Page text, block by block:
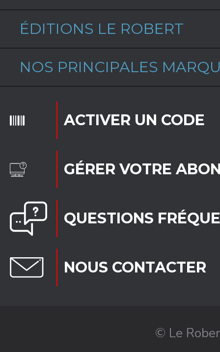
ÉDITIONS LE ROBERT
NOS PRINCIPALES
ACTIVER UN CODE
GÉRER VOTRE
QUESTIONS
NOUS CONTACTER
© Le